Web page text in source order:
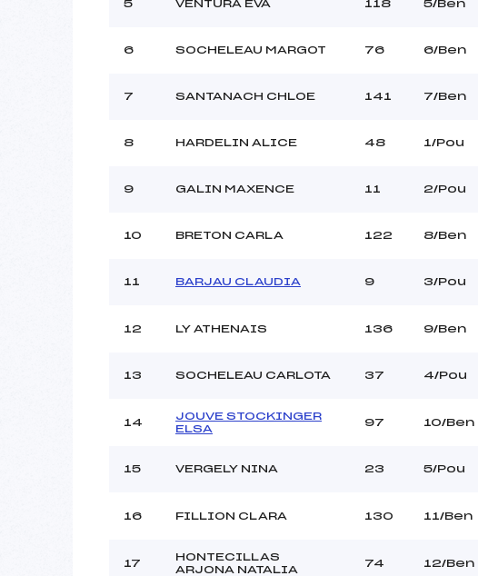
Pénalité appliquée :
5 VENTURA EVA 118 5/Ben
6 SOCHELEAU MARGOT 76 6/Ben
7 SANTANACH CHLOE 141 7/Ben
8 HARDELIN ALICE 48 1/Pou
9 GALIN MAXENCE 11 2/Pou
10 BRETON CARLA 122 8/Ben
11 BARJAU CLAUDIA 9 3/Pou
12 LY ATHENAIS 136 9/Ben
13 SOCHELEAU CARLOTA 37 4/Pou
14
JOUVE STOCKINGER
ELSA
97 10/Ben
15 VERGELY NINA 23 5/Pou
16 FILLION CLARA 130 11/Ben
17
HONTECILLAS
ARJONA NATALIA
74 12/Ben